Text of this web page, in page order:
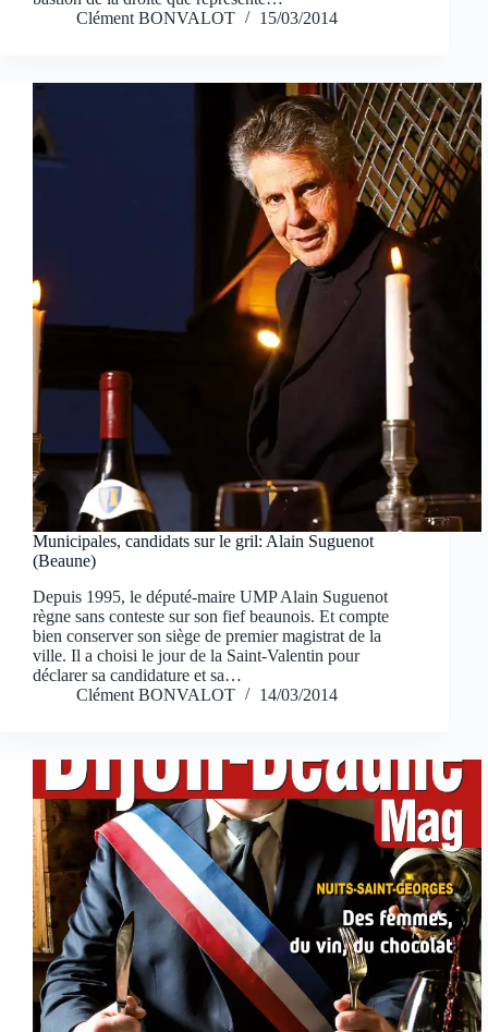
Clément BONVALOT
15/03/2014
Municipales, candidats sur le gril: Alain Suguenot
(Beaune)
Depuis 1995, le député-maire UMP Alain Suguenot
règne sans conteste sur son fief beaunois. Et compte
bien conserver son siège de premier magistrat de la
ville. Il a choisi le jour de la Saint-Valentin pour
déclarer sa candidature et sa…
Clément BONVALOT
14/03/2014